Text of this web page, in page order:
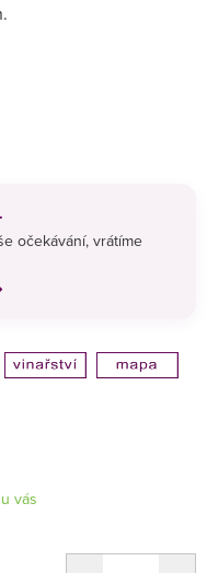
očekávání, vrátíme